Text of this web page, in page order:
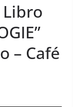
– Café